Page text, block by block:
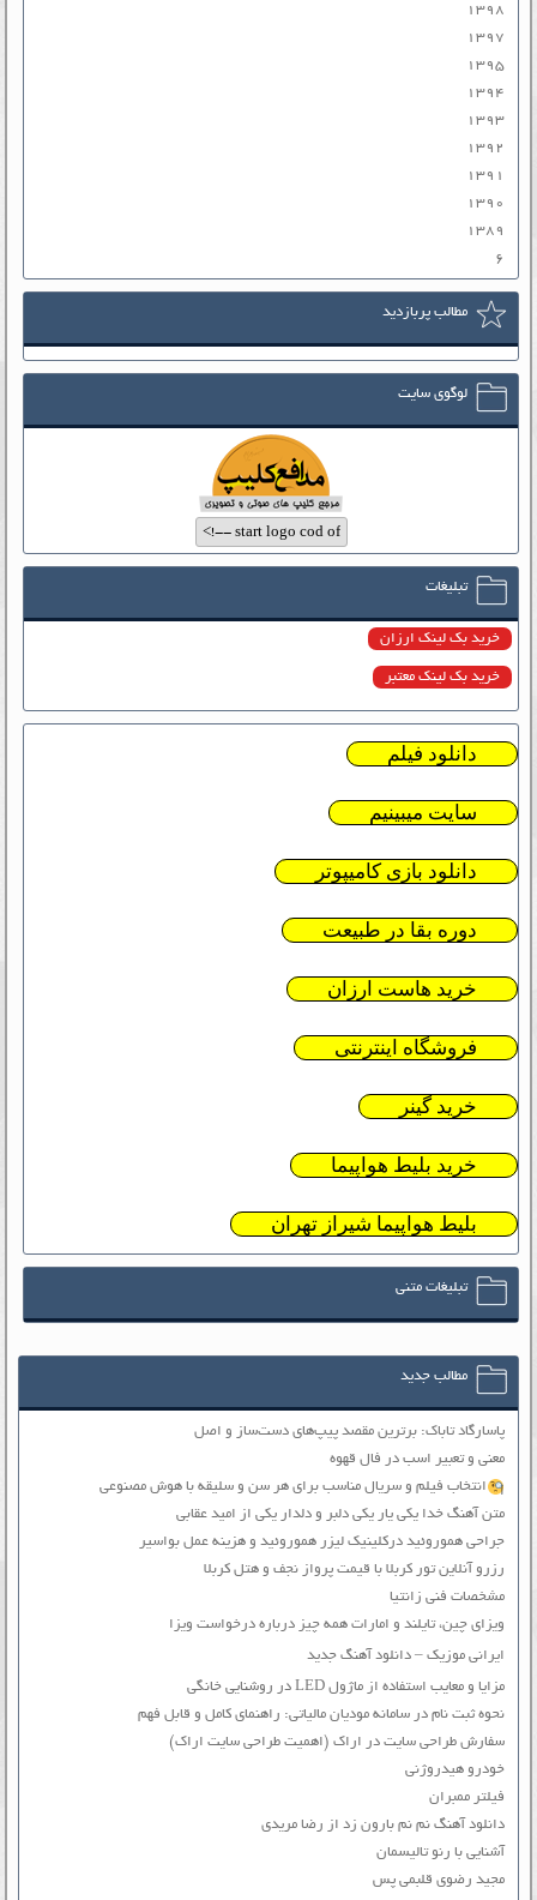
۱۳۹۸
۱۳۹۷
۱۳۹۵
۱۳۹۴
۱۳۹۳
۱۳۹۲
۱۳۹۱
۱۳۹۰
۱۳۸۹
۶
مطالب پربازدید
لوگوی سایت
تبلیغات
خرید بک لینک ارزان
خرید بک لینک معتبر
دانلود فیلم
سایت میبینیم
دانلود بازی کامیپوتر
دوره بقا در طبیعت
خرید هاست ارزان
فروشگاه اینترنتی
خرید گینر
خرید بلیط هواپیما
بلیط هواپیما شیراز تهران
تبلیغات متنی
مطالب جدید
پاسارگاد تاباک: برترین مقصد پیپ‌های دست‌ساز و اصل
معنی و تعبیر اسب در فال قهوه
انتخاب فیلم و سریال مناسب برای هر سن و سلیقه با هوش مصنوعی
متن آهنگ خدا یکی یار یکی دلبر و دلدار یکی از امید عقابی
جراحی هموروئید درکلینیک لیزر هموروئید و هزینه عمل بواسیر
رزرو آنلاین تور کربلا با قیمت پرواز نجف و هتل کربلا
مشخصات فنی زانتیا
ویزای چین، تایلند و امارات همه چیز درباره درخواست ویزا
ایرانی موزیک – دانلود آهنگ جدید
مزایا و معایب استفاده از ماژول LED در روشنایی خانگی
نحوه ثبت نام در سامانه مودیان مالیاتی: راهنمای کامل و قابل فهم
سفارش طراحی سایت در اراک (اهمیت طراحی سایت اراک)
خودرو هیدروژنی
فیلتر ممبران
دانلود آهنگ نم نم بارون زد از رضا مریدی
آشنایی با رنو تالیسمان
مجید رضوی قلبمی پس